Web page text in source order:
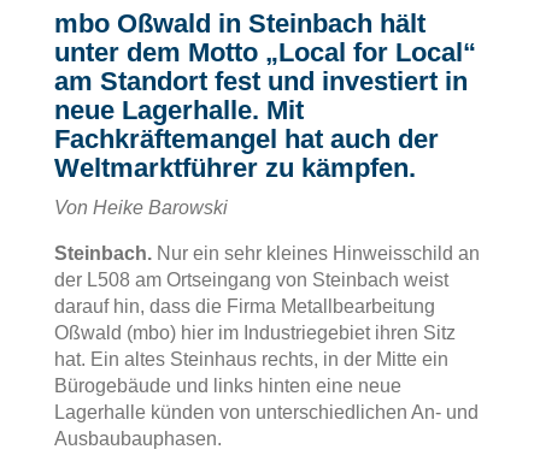
mbo Oßwald in Steinbach hält
unter dem Motto „Local for Local“
am Standort fest und investiert in
neue Lagerhalle. Mit
Fachkräftemangel hat auch der
Weltmarktführer zu kämpfen.
Von Heike Barowski
Steinbach.Nur ein sehr kleines Hinweisschild an
der L508 am Ortseingang von Steinbach weist
darauf hin, dass die Firma Metallbearbeitung
Oßwald (mbo) hier im Industriegebiet ihren Sitz
hat. Ein altes Steinhaus rechts, in der Mitte ein
Bürogebäude und links hinten eine neue
Lagerhalle künden von unterschiedlichen An- und
Ausbaubauphasen.